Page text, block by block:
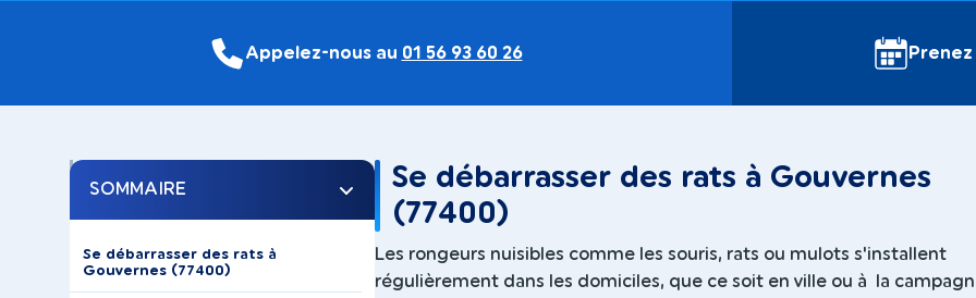
Appelez-nous au 01 56 93 60 26
SOMMAIRE
Se débarrasser des rats à
Gouvernes (77400)
Se débarrasser des rats à Gouvernes
(77400)
Les rongeurs nuisibles comme les souris, rats ou mulots s'installent
régulièrement dans les domiciles, que ce soit en ville ou à la